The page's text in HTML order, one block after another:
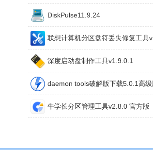
DiskPulse11.9.24
深度启动盘制作工具v1.9.0.1
daemon tools破解版下载5.0.1高级
牛学长分区管理工具v2.8.0 官方版